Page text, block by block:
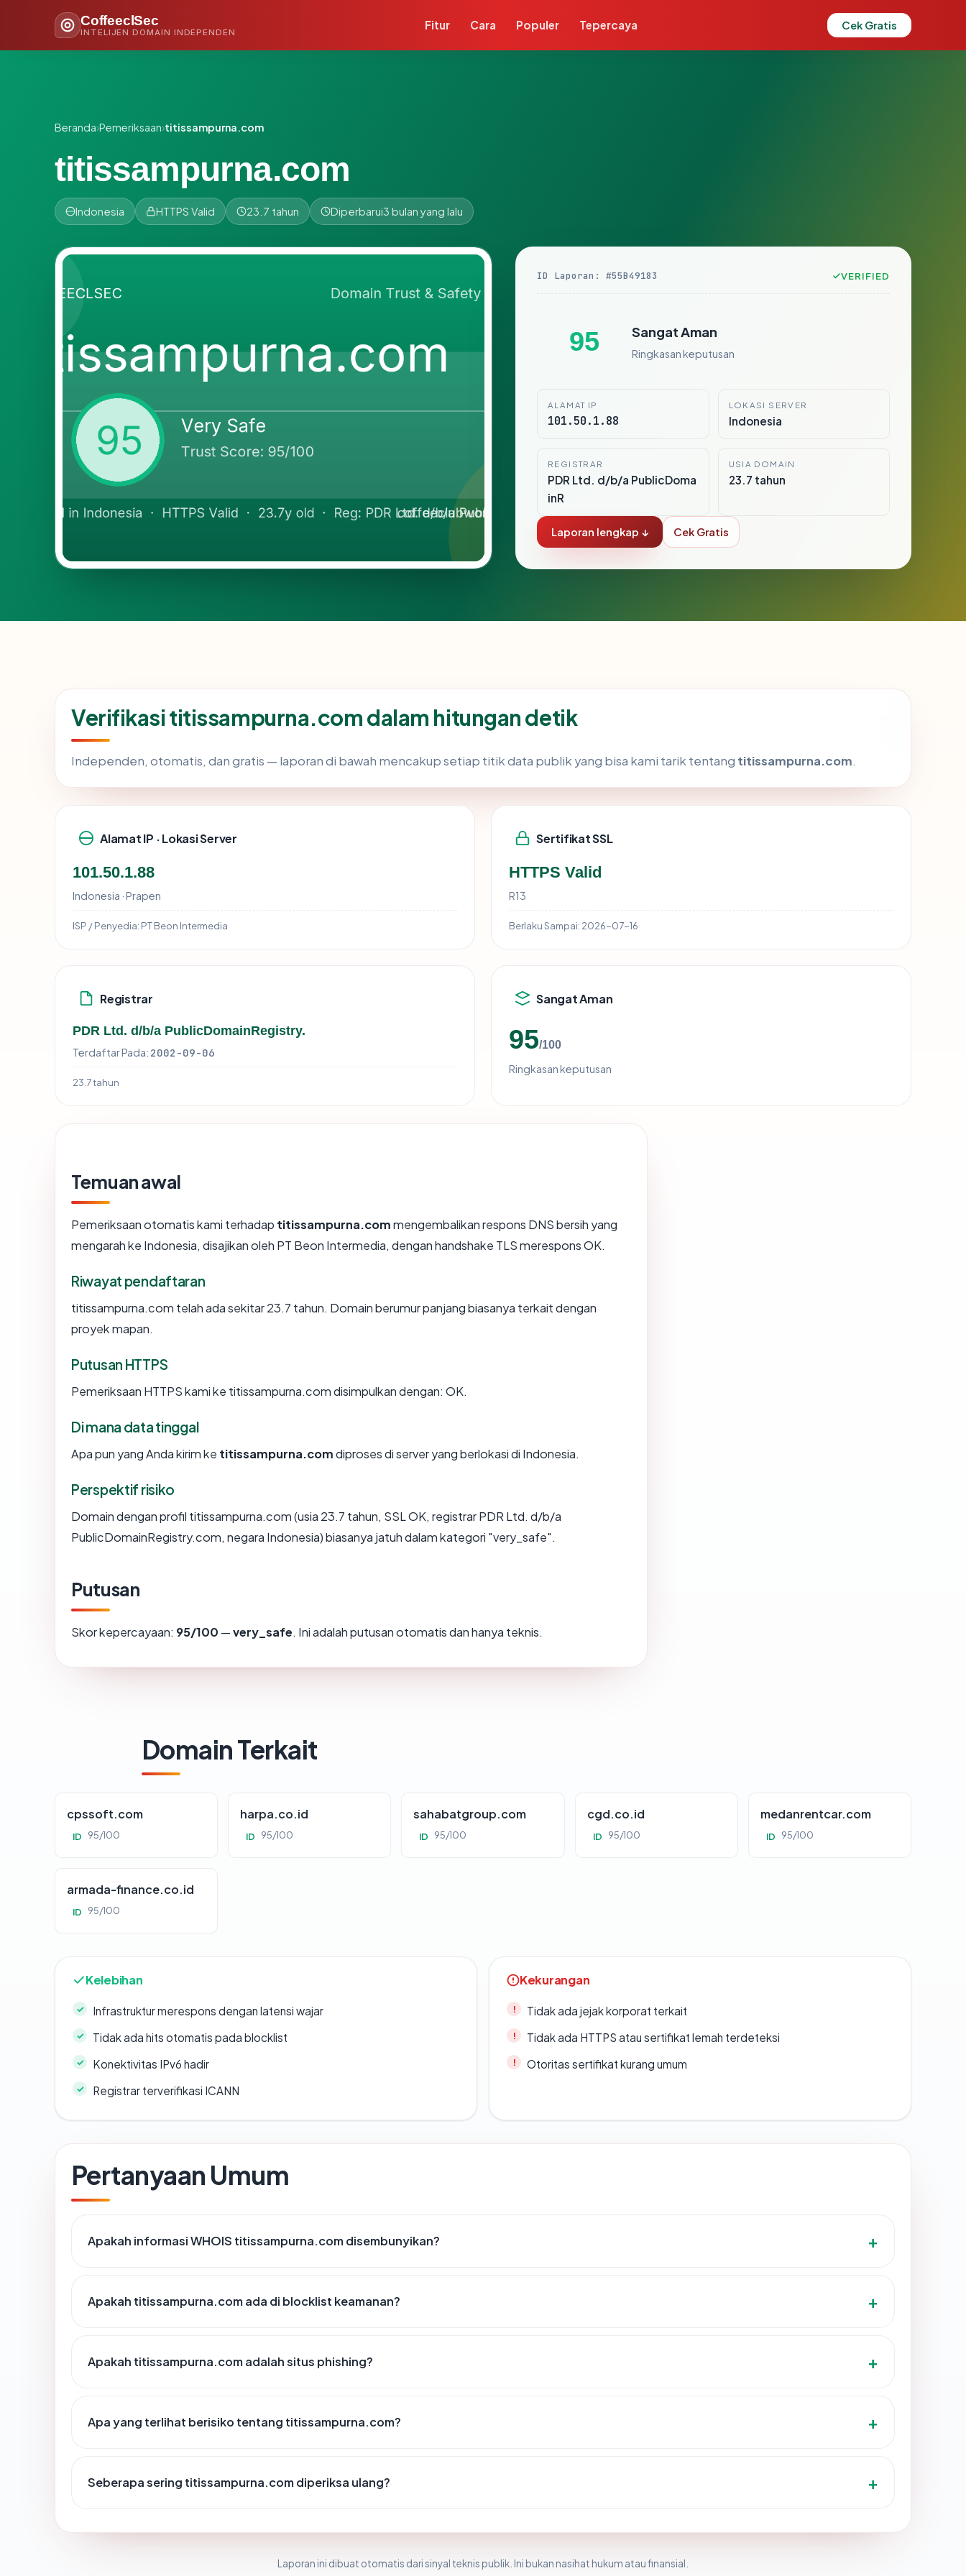
CoffeeclSec
INTELIJEN DOMAIN INDEPENDEN
Fitur Cara Populer Tepercaya Cek Gratis
Beranda›Pemeriksaan›titissampurna.com
titissampurna.com
Indonesia HTTPS Valid 23.7 tahun Diperbarui3 bulan yang lalu
ID Laporan: #55B49183 VERIFIED
95 Sangat Aman
Ringkasan keputusan
ALAMAT IP
101.50.1.88
LOKASI SERVER
Indonesia
REGISTRAR
PDR Ltd. d/b/a PublicDoma
inR
USIA DOMAIN
23.7 tahun
Laporan lengkap ↓ Cek Gratis
Verifikasi titissampurna.com dalam hitungan detik
Independen, otomatis, dan gratis — laporan di bawah mencakup setiap titik data publik yang bisa kami tarik tentang titissampurna.com.
Alamat IP · Lokasi Server
101.50.1.88
Indonesia · Prapen
ISP / Penyedia: PT Beon Intermedia
Sertifikat SSL
HTTPS Valid
R13
Berlaku Sampai: 2026-07-16
Registrar
PDR Ltd. d/b/a PublicDomainRegistry.
Terdaftar Pada: 2002-09-06
23.7 tahun
Sangat Aman
95/100
Ringkasan keputusan
Temuan awal
Pemeriksaan otomatis kami terhadap titissampurna.commengembalikan respons DNS bersih yang
mengarah ke Indonesia, disajikan oleh PT Beon Intermedia, dengan handshake TLS merespons OK.
Riwayat pendaftaran
titissampurna.com telah ada sekitar 23.7 tahun. Domain berumur panjang biasanya terkait dengan
proyek mapan.
Putusan HTTPS
Pemeriksaan HTTPS kami ke titissampurna.com disimpulkan dengan: OK.
Di mana data tinggal
Apa pun yang Anda kirim ke titissampurna.comdiproses di server yang berlokasi di Indonesia.
Perspektif risiko
Domain dengan profil titissampurna.com (usia 23.7 tahun, SSL OK, registrar PDR Ltd. d/b/a
PublicDomainRegistry.com, negara Indonesia) biasanya jatuh dalam kategori "very_safe".
Putusan
Skor kepercayaan: 95/100 —very_safe. Ini adalah putusan otomatis dan hanya teknis.
Domain Terkait
cpssoft.com
ID 95/100
harpa.co.id
ID 95/100
sahabatgroup.com
ID 95/100
cgd.co.id
ID 95/100
medanrentcar.com
ID 95/100
armada-finance.co.id
ID 95/100
Kelebihan
Infrastruktur merespons dengan latensi wajar
Tidak ada hits otomatis pada blocklist
Konektivitas IPv6 hadir
Registrar terverifikasi ICANN
Kekurangan
Tidak ada jejak korporat terkait
Tidak ada HTTPS atau sertifikat lemah terdeteksi
Otoritas sertifikat kurang umum
Pertanyaan Umum
Apakah informasi WHOIS titissampurna.com disembunyikan?
Apakah titissampurna.com ada di blocklist keamanan?
Apakah titissampurna.com adalah situs phishing?
Apa yang terlihat berisiko tentang titissampurna.com?
Seberapa sering titissampurna.com diperiksa ulang?
Laporan ini dibuat otomatis dari sinyal teknis publik. Ini bukan nasihat hukum atau finansial.